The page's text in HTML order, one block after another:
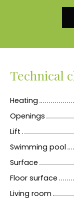
Technical
Heating
Openings
Lift
Swimming pool
Surface
Floor surface
Living room